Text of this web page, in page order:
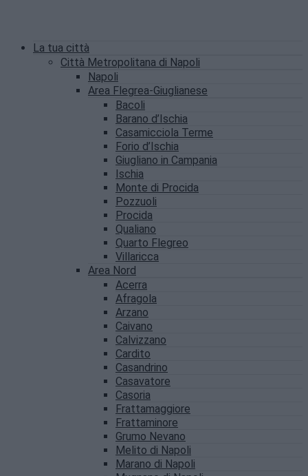
La tua città
Città Metropolitana di Napoli
Napoli
Area Flegrea-Giuglianese
Bacoli
Barano d’Ischia
Casamicciola Terme
Forio d’Ischia
Giugliano in Campania
Ischia
Monte di Procida
Pozzuoli
Procida
Qualiano
Quarto Flegreo
Villaricca
Area Nord
Acerra
Afragola
Arzano
Caivano
Calvizzano
Cardito
Casandrino
Casavatore
Casoria
Frattamaggiore
Frattaminore
Grumo Nevano
Melito di Napoli
Marano di Napoli